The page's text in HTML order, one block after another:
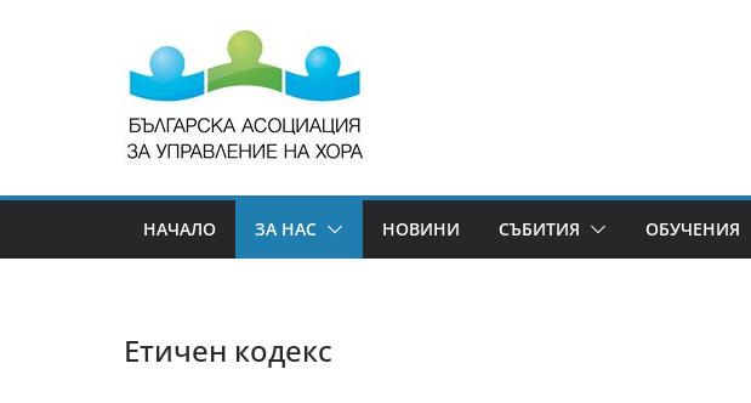
НАЧАЛО ЗА НАС НОВИНИ СЪБИТИЯ ОБУЧЕНИЯ
Етичен кодекс